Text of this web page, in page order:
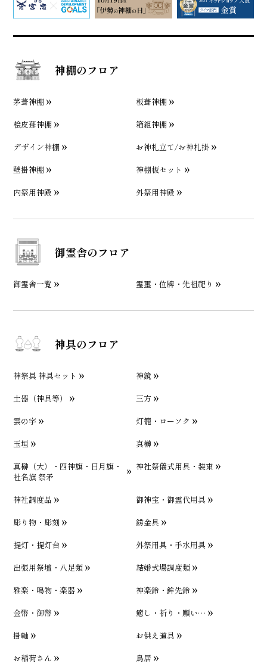
神棚のフロア
茅葺神棚
板葺神棚
桧皮葺神棚
箱組神棚
デザイン神棚
お神札立て/お神札掛
壁掛神棚
神棚板セット
内祭用神殿
外祭用神殿
御霊舎のフロア
御霊舎一覧 霊璽・位牌・先祖祀り
神具のフロア
神祭具 神具セット
神鏡
土器（神具等）
三方
雲の字
灯籠・ローソク
玉垣
真榊
真榊（大）・四神旗・日月旗・
社名旗 祭矛
神社祭儀式用具・装束
神社調度品
御神宝・御霊代用具
彫り物・彫刻
錺金具
提灯・提灯台
外祭用具・手水用具
出張用祭壇・八足類
結婚式場調度類
雅楽・鳴物・楽器
神楽鈴・鉾先鈴
金幣・御幣
癒し・祈り・願い…
掛軸
お供え道具
お稲荷さん
鳥居